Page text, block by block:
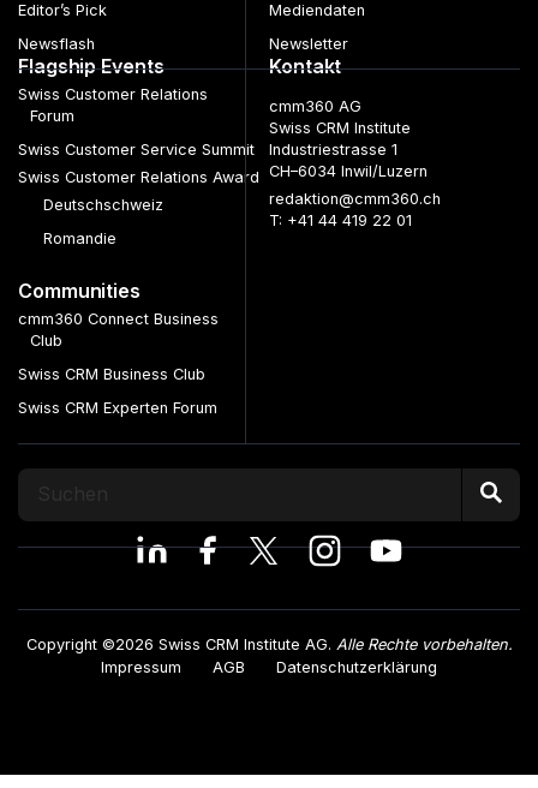
Editor’s Pick
Newsflash
Mediendaten
Newsletter
Flagship Events
Swiss Customer Relations
Forum
Swiss Customer Service Summit
Swiss Customer Relations Award
Deutschschweiz
Romandie
Communities
cmm360 Connect Business
Club
Swiss CRM Business Club
Swiss CRM Experten Forum
Kontakt
cmm360 AG
Swiss CRM Institute
Industriestrasse 1
CH–6034 Inwil/Luzern
redaktion@cmm360.ch
T: +41 44 419 22 01
Copyright ©2026 Swiss CRM Institute AG. Alle Rechte vorbehalten.
Impressum
AGB Datenschutzerklärung